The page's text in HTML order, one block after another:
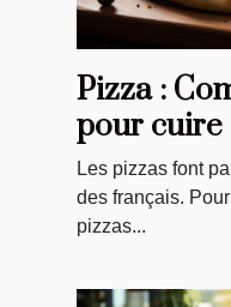
Pizza :
pour cuire
Les pizzas font
des français.
pizzas...